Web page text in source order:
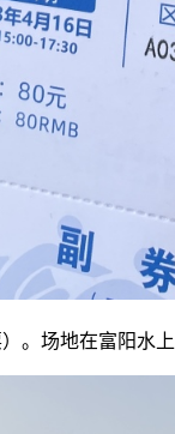
。场地在富阳水